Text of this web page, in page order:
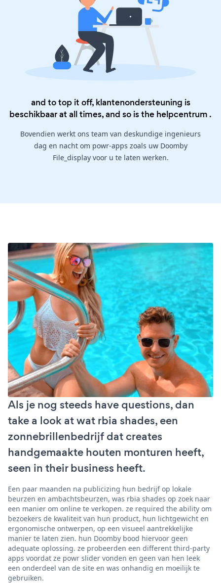
and to top it off, klantenondersteuning is
beschikbaar at all times, and so is the helpcentrum .
Bovendien werkt ons team van deskundige ingenieurs
dag en nacht om powr-apps zoals uw Doomby
File_display voor u te laten werken.
Als je nog steeds have questions, dan
take a look at wat rbia shades, een
zonnebrillenbedrijf dat creates
handgemaakte houten monturen heeft,
seen in their business heeft.
Een paar maanden na publicizing hun bedrijf op lokale
beurzen en ambachtsbeurzen, was rbia shades op zoek naar
een manier om online te verkopen. ze required the ability om
bezoekers de kwaliteit van hun product, hun lichtgewicht en
ergonomische ontwerpen, op een visueel aantrekkelijke
manier te laten zien. hun Doomby bood hiervoor geen
adequate oplossing. ze probeerden een different third-party
apps voordat ze powr slider vonden en geen van hen leek
een onderdeel van de site en was onhandig en moeilijk te
gebruiken.